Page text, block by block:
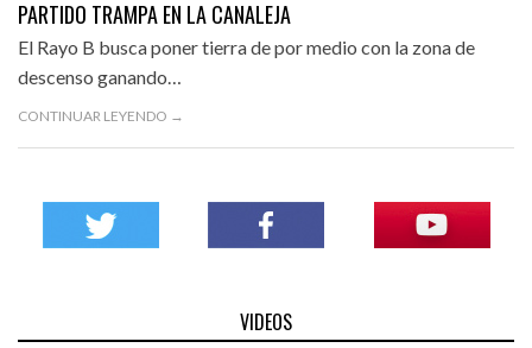
PARTIDO TRAMPA EN LA CANALEJA
El Rayo B busca poner tierra de por medio con la zona de
descenso ganando…
CONTINUAR LEYENDO →
VIDEOS